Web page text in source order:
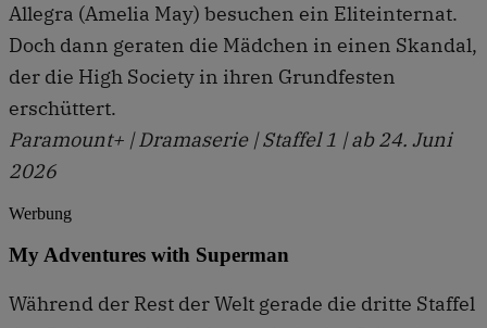
Allegra (Amelia May) besuchen ein Eliteinternat.
Doch dann geraten die Mädchen in einen Skandal,
der die High Society in ihren Grundfesten
erschüttert.
Paramount+ | Dramaserie | Staffel 1 | ab 24. Juni
2026
Werbung
My Adventures with Superman
Während der Rest der Welt gerade die dritte Staffel